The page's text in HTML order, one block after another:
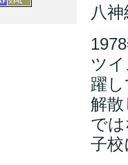
八
ツ
躍
解
で
子